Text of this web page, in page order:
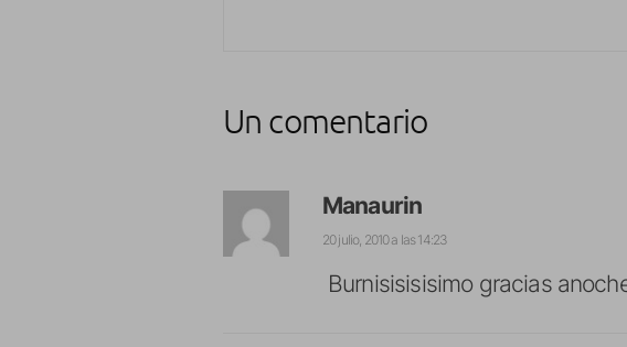
Un comentario
Manaurin
20 julio, 2010 a las 14:23
Burnisisisisimo gracias